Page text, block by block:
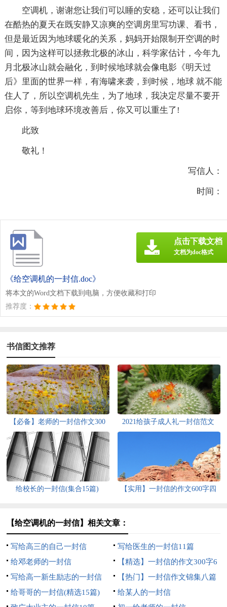
空调机，谢谢您让我们可以睡的安稳，还可以让我们
在酷热的夏天在既安静又凉爽的空调房里写功课、看书，
但是最近因为地球暖化的关系，妈妈开始限制开空调的时
间，因为这样可以拯救北极的冰山，科学家估计，今年九
月北极冰山就会融化，到时候地球就会像电影《明天过
后》里面的世界一样，有海啸来袭，到时候，地球 就不能
住人了，所以空调机先生，为了地球，我决定尽量不要开
启你，等到地球环境改善后，你又可以重生了!
此致
敬礼！
写信人：
时间：
《给空调机的一封信.doc》
将本文的Word文档下载到电脑，方便收藏和打印
推荐度：
点击下载文档
文档为doc格式
书信图文推荐
【必备】老师的一封信作文300
字5篇
2021给孩子成人礼一封信范文
给校长的一封信(集合15篇)
【实用】一封信的作文600字四
【给空调机的一封信】相关文章：
写给高三的自己一封信
写给医生的一封信11篇
给邓老师的一封信
【精选】一封信的作文300字6
篇
写给高一新生励志的一封信
800字（精选5篇）
【热门】一封信作文锦集八篇
给哥哥的一封信(精选15篇)
给某人的一封信